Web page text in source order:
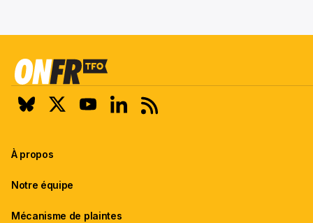
À propos
Notre équipe
Mécanisme de plaintes